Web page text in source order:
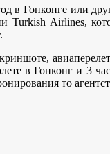
в Гонконге или
Airlines,
в Гонконг и 3
то